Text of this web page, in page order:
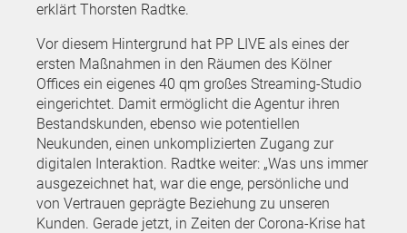
erklärt Thorsten Radtke.
Vor diesem Hintergrund hat PP LIVE als eines der
ersten Maßnahmen in den Räumen des Kölner
Offices ein eigenes 40 qm großes Streaming-Studio
eingerichtet. Damit ermöglicht die Agentur ihren
Bestandskunden, ebenso wie potentiellen
Neukunden, einen unkomplizierten Zugang zur
digitalen Interaktion. Radtke weiter: „Was uns immer
ausgezeichnet hat, war die enge, persönliche und
von Vertrauen geprägte Beziehung zu unseren
Kunden. Gerade jetzt, in Zeiten der Corona-Krise hat